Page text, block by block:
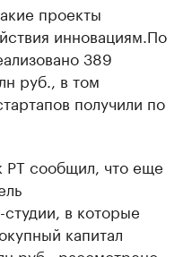
проекты
инновациям.По
389
руб., в том
получили по
РТ сообщил, что еще
в которые
капитал